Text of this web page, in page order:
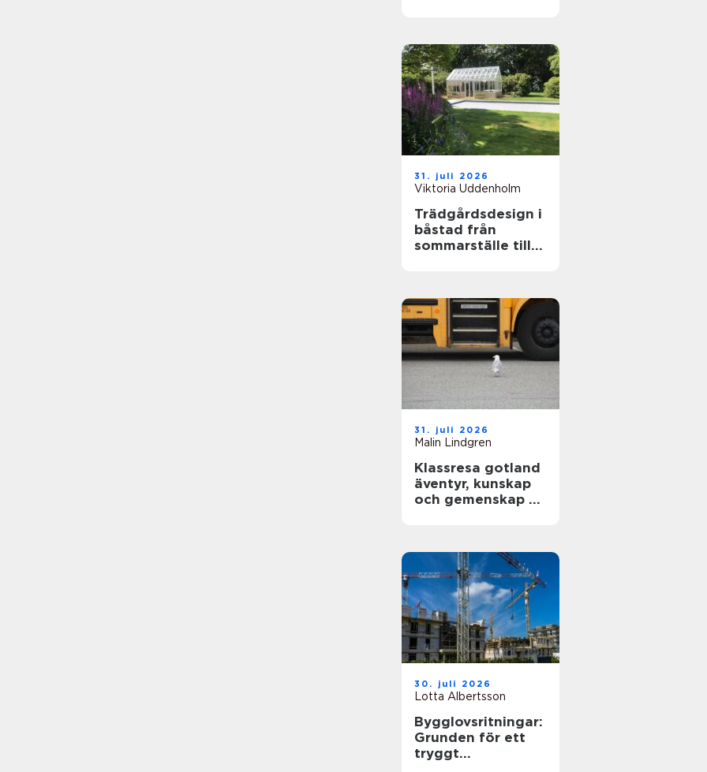
31. juli 2026
Viktoria Uddenholm
Trädgårdsdesign i
båstad från
sommarställe till
31. juli 2026
Malin Lindgren
Klassresa gotland
äventyr, kunskap
och gemenskap på
30. juli 2026
Lotta Albertsson
Bygglovsritningar:
Grunden för ett
tryggt